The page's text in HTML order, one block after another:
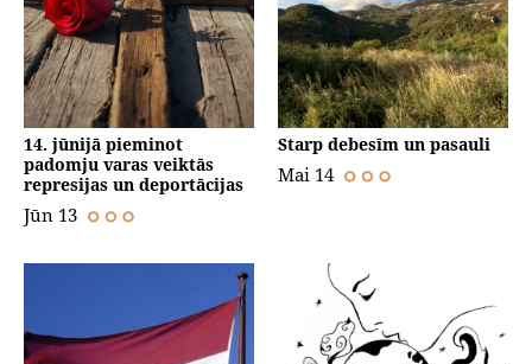
14. jūnijā pieminot
padomju varas veiktās
represijas un deportācijas
Jūn 13
Starp debesīm un pasauli
Mai 14